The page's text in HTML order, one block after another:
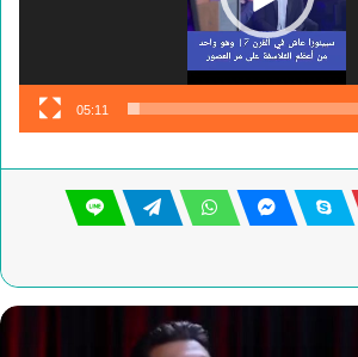
05:11